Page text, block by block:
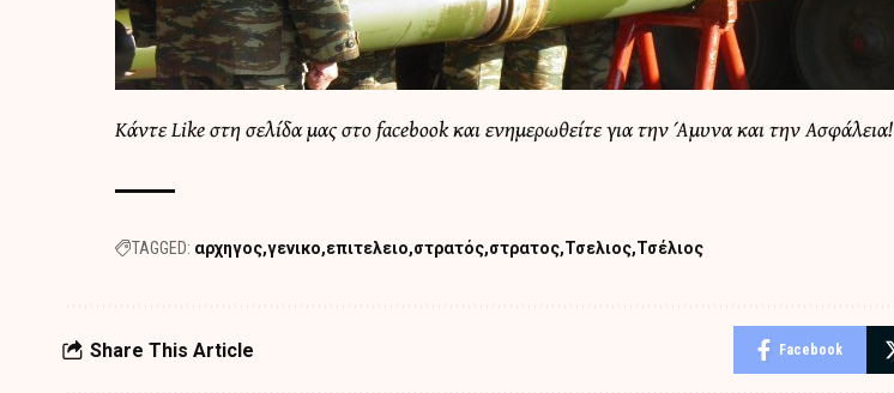
Κάντε Like στη σελίδα μας στο facebook και ενημερωθείτε για την Άμυνα και την Ασφάλεια!
TAGGED: αρχηγος γενικο επιτελειο στρατός στρατος Τσελιος Τσέλιος
Share This Article Facebook